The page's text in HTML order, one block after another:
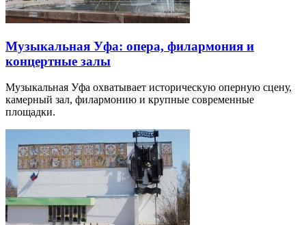
Музыкальная Уфа: опера, филармония и
концертные залы
Музыкальная Уфа охватывает историческую оперную сцену,
камерный зал, филармонию и крупные современные
площадки.